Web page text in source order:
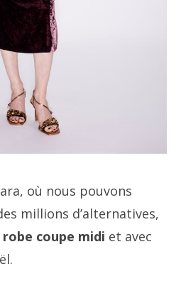
où nous pouvons
millions d’alternatives,
robe coupe midi et avec